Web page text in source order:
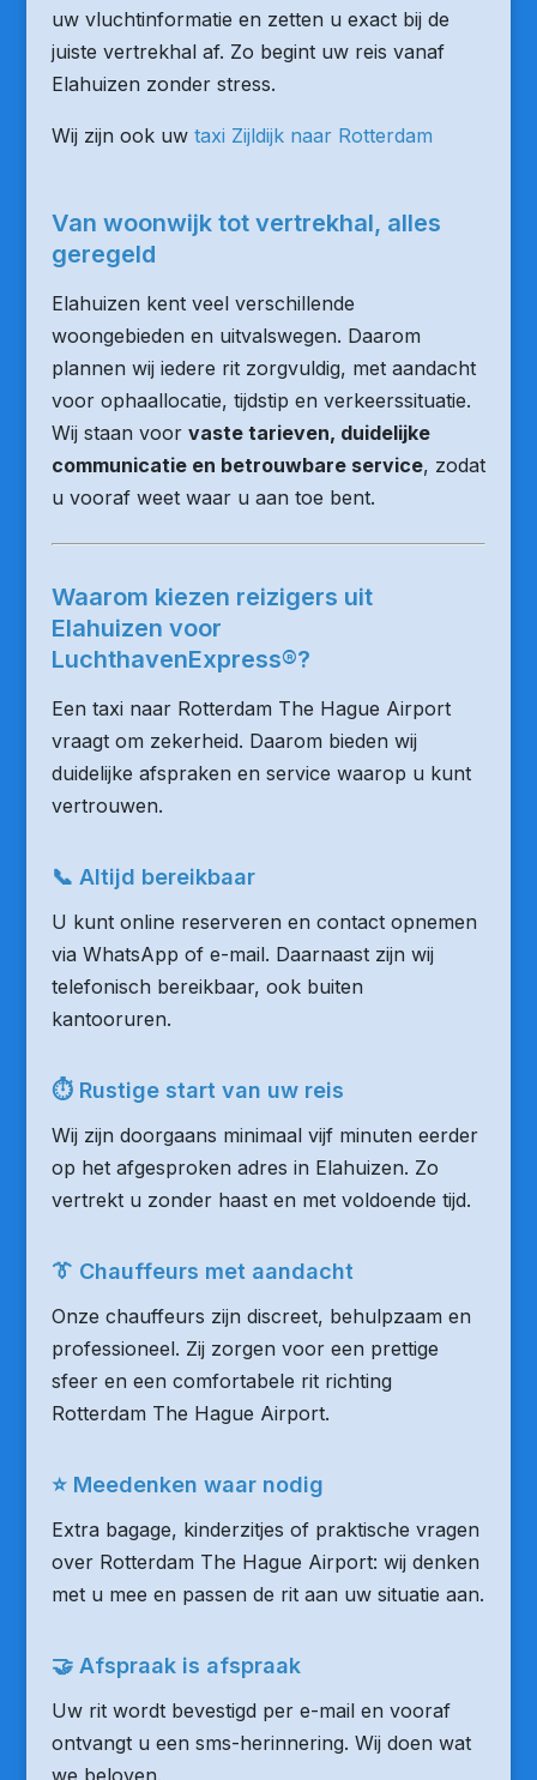
uw vluchtinformatie en zetten u exact bij de
juiste vertrekhal af. Zo begint uw reis vanaf
Elahuizen zonder stress.
Wij zijn ook uw taxi Zijldijk naar Rotterdam
Van woonwijk tot vertrekhal, alles
geregeld
Elahuizen kent veel verschillende
woongebieden en uitvalswegen. Daarom
plannen wij iedere rit zorgvuldig, met aandacht
voor ophaallocatie, tijdstip en verkeerssituatie.
Wij staan voor vaste tarieven, duidelijke
communicatie en betrouwbare service, zodat
u vooraf weet waar u aan toe bent.
Waarom kiezen reizigers uit
Elahuizen voor
LuchthavenExpress®?
Een taxi naar Rotterdam The Hague Airport
vraagt om zekerheid. Daarom bieden wij
duidelijke afspraken en service waarop u kunt
vertrouwen.
📞 Altijd bereikbaar
U kunt online reserveren en contact opnemen
via WhatsApp of e-mail. Daarnaast zijn wij
telefonisch bereikbaar, ook buiten
kantooruren.
⏱ Rustige start van uw reis
Wij zijn doorgaans minimaal vijf minuten eerder
op het afgesproken adres in Elahuizen. Zo
vertrekt u zonder haast en met voldoende tijd.
👔 Chauffeurs met aandacht
Onze chauffeurs zijn discreet, behulpzaam en
professioneel. Zij zorgen voor een prettige
sfeer en een comfortabele rit richting
Rotterdam The Hague Airport.
⭐ Meedenken waar nodig
Extra bagage, kinderzitjes of praktische vragen
over Rotterdam The Hague Airport: wij denken
met u mee en passen de rit aan uw situatie aan.
🤝 Afspraak is afspraak
Uw rit wordt bevestigd per e-mail en vooraf
ontvangt u een sms-herinnering. Wij doen wat
we beloven.